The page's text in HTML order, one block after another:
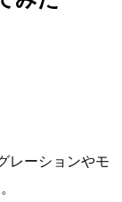
レーションやモ